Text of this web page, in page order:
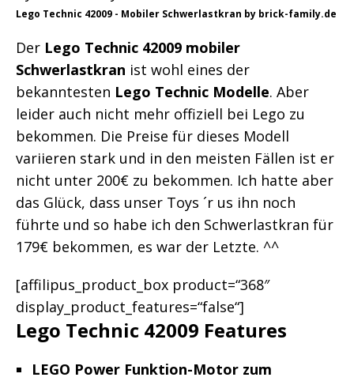
Lego Technic 42009 - Mobiler Schwerlastkran by brick-family.de
Der Lego Technic 42009 mobiler
Schwerlastkran ist wohl eines der
bekanntesten Lego Technic Modelle. Aber
leider auch nicht mehr offiziell bei Lego zu
bekommen. Die Preise für dieses Modell
variieren stark und in den meisten Fällen ist er
nicht unter 200€ zu bekommen. Ich hatte aber
das Glück, dass unser Toys ´r us ihn noch
führte und so habe ich den Schwerlastkran für
179€ bekommen, es war der Letzte. ^^
[affilipus_product_box product=“368″
display_product_features=“false“]
Lego Technic 42009 Features
LEGO Power Funktion-Motor zum